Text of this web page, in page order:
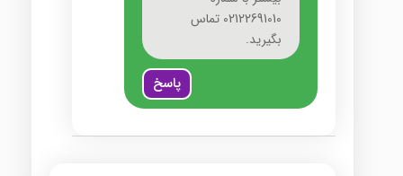
02122691010 تماس
بگیرید.
پاسخ